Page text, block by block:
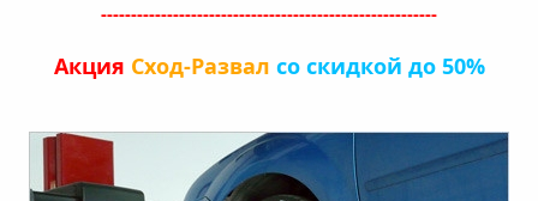
--------------------------------------------------------
Акция Сход-Развал со скидкой до 50%